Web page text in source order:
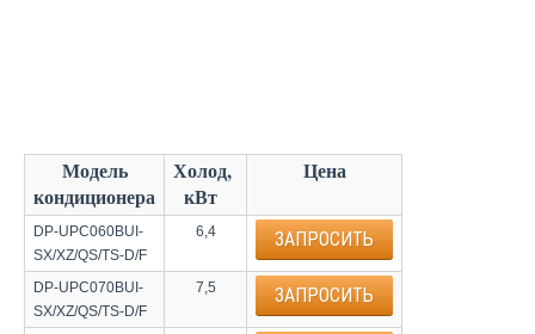
Модель
кондиционера
Холод,
кВт
Цена
DP-UPC060BUI-
SX/XZ/QS/TS-D/F
6,4 ЗАПРОСИТЬ
DP-UPC070BUI-
SX/XZ/QS/TS-D/F
7,5 ЗАПРОСИТЬ